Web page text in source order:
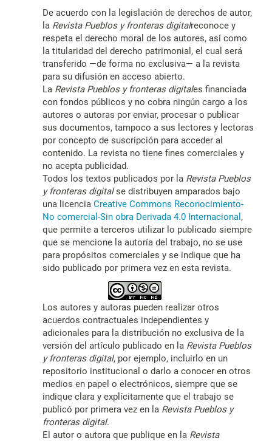
De acuerdo con la legislación de derechos de autor,
la Revista Pueblos y fronteras digitalreconoce y
respeta el derecho moral de los autores, así como
la titularidad del derecho patrimonial, el cual será
transferido —de forma no exclusiva— a la revista
para su difusión en acceso abierto.
La Revista Pueblos y fronteras digitales financiada
con fondos públicos y no cobra ningún cargo a los
autores o autoras por enviar, procesar o publicar
sus documentos, tampoco a sus lectores y lectoras
por concepto de suscripción para acceder al
contenido. La revista no tiene fines comerciales y
no acepta publicidad.
Todos los textos publicados por la Revista Pueblos
y fronteras digitalse distribuyen amparados bajo
una licencia Creative Commons Reconocimiento-
No comercial-Sin obra Derivada 4.0 Internacional ,
que permite a terceros utilizar lo publicado siempre
que se mencione la autoría del trabajo, no se use
para propósitos comerciales y se indique que ha
sido publicado por primera vez en esta revista.
Los autores y autoras pueden realizar otros
acuerdos contractuales independientes y
adicionales para la distribución no exclusiva de la
versión del artículo publicado en la Revista Pueblos
y fronteras digital, por ejemplo, incluirlo en un
repositorio institucional o darlo a conocer en otros
medios en papel o electrónicos, siempre que se
indique clara y explícitamente que el trabajo se
publicó por primera vez en la Revista Pueblos y
fronteras digital.
El autor o autora que publique en la Revista